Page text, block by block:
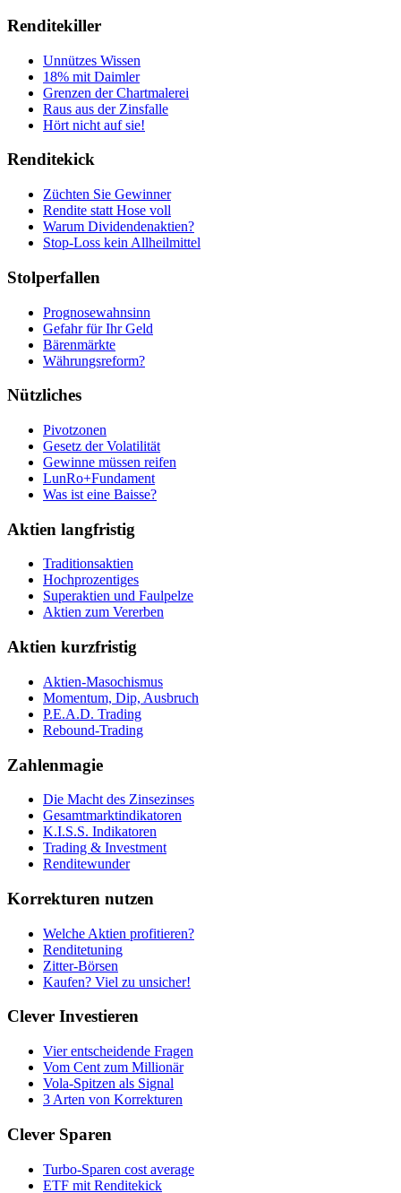
Renditekiller
Unnützes Wissen
18% mit Daimler
Grenzen der Chartmalerei
Raus aus der Zinsfalle
Hört nicht auf sie!
Renditekick
Züchten Sie Gewinner
Rendite statt Hose voll
Warum Dividendenaktien?
Stop-Loss kein Allheilmittel
Stolperfallen
Prognosewahnsinn
Gefahr für Ihr Geld
Bärenmärkte
Währungsreform?
Nützliches
Pivotzonen
Gesetz der Volatilität
Gewinne müssen reifen
LunRo+Fundament
Was ist eine Baisse?
Aktien langfristig
Traditionsaktien
Hochprozentiges
Superaktien und Faulpelze
Aktien zum Vererben
Aktien kurzfristig
Aktien-Masochismus
Momentum, Dip, Ausbruch
P.E.A.D. Trading
Rebound-Trading
Zahlenmagie
Die Macht des Zinsezinses
Gesamtmarktindikatoren
K.I.S.S. Indikatoren
Trading & Investment
Renditewunder
Korrekturen nutzen
Welche Aktien profitieren?
Renditetuning
Zitter-Börsen
Kaufen? Viel zu unsicher!
Clever Investieren
Vier entscheidende Fragen
Vom Cent zum Millionär
Vola-Spitzen als Signal
3 Arten von Korrekturen
Clever Sparen
Turbo-Sparen cost average
ETF mit Renditekick